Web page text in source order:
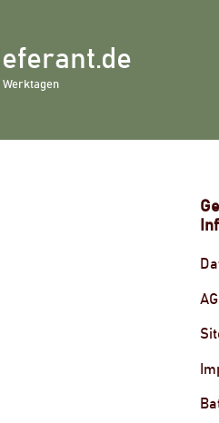
Werktagen